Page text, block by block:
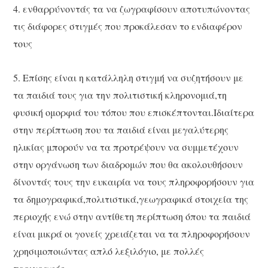
4. ενθαρρύνοντάς τα να ζωγραφίσουν αποτυπώνοντας
τις διάφορες στιγμές που προκάλεσαν το ενδιαφέρον
τους
5. Επίσης είναι η κατάλληλη στιγμή να συζητήσουν με
τα παιδιά τους για την πολιτιστική κληρονομιά,τη
φυσική ομορφιά του τόπου που επισκέπτονται.Ιδιαίτερα
στην περίπτωση που τα παιδιά είναι μεγαλύτερης
ηλικίας μπορούν να τα προτρέψουν να συμμετέχουν
στην οργάνωση των διαδρομών που θα ακολουθήσουν
δίνοντάς τους την ευκαιρία να τους πληροφορήσουν για
τα δημογραφικά,πολιτιστικά,γεωγραφικά στοιχεία της
περιοχής ενώ στην αντίθετη περίπτωση όπου τα παιδιά
είναι μικρά οι γονείς χρειάζεται να τα πληροφορήσουν
χρησιμοποιώντας απλό λεξιλόγιο, με πολλές